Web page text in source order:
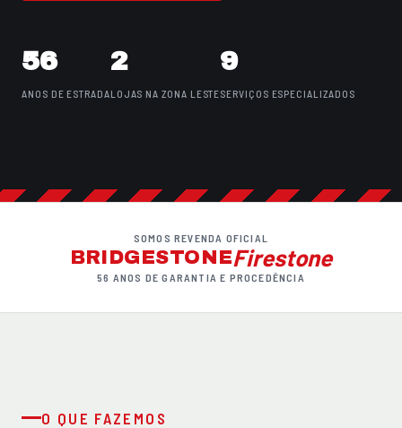
56
ANOS DE ESTRADA
2
LOJAS NA ZONA LESTE
9
SERVIÇOS ESPECIALIZADOS
SOMOS REVENDA OFICIAL
BRIDGESTONEFirestone
56 ANOS DE GARANTIA E PROCEDÊNCIA
O QUE FAZEMOS